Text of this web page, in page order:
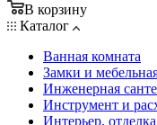
В корзину
Каталог
Ванная комната
Замки и
Инженерная
Инструмент и
Интерьер, отделка